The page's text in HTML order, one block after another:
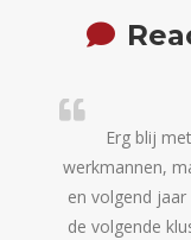
Erg blij
werkmannen,
en volgend
de volgende